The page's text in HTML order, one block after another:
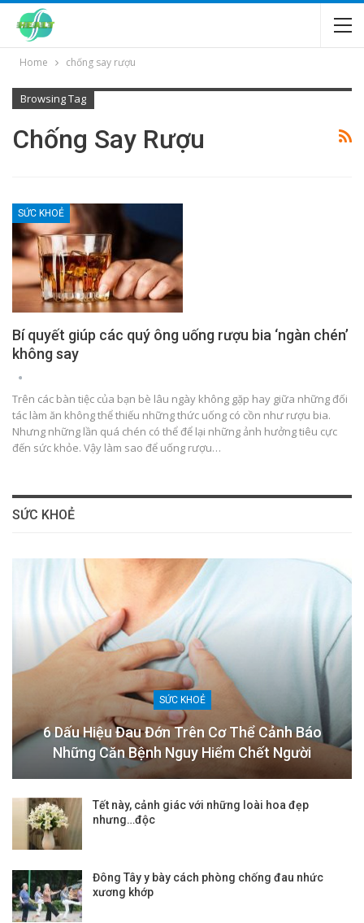
Home chống say rượu
Browsing Tag
Chống Say Rượu
SỨC KHOẺ
Bí quyết giúp các quý ông uống rượu bia ‘ngàn chén’
không say
Trên các bàn tiệc của bạn bè lâu ngày không gặp hay giữa những đối
tác làm ăn không thể thiếu những thức uống có cồn như rượu bia.
Nhưng những lần quá chén có thể để lại những ảnh hưởng tiêu cực
đến sức khỏe. Vậy làm sao để uống rượu…
SỨC KHOẺ
SỨC KHOẺ
6 Dấu Hiệu Đau Đớn Trên Cơ Thể Cảnh Báo
Những Căn Bệnh Nguy Hiểm Chết Người
Tết này, cảnh giác với những loài hoa đẹp
nhưng…độc
Đông Tây y bày cách phòng chống đau nhức
xương khớp